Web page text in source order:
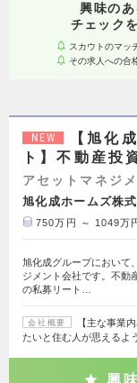
興味の
チェック
スカウトのマッ
その求人への合
NEW
【旭化
ト】不動産投
アセットマネジ
旭化成ホームズ株
750万円 ～ 1049万
旭化成グループにおいて
ジメント会社です。不動
の私募リート…
会社概要
【主な事業
たいと住む人が思えるよ
興